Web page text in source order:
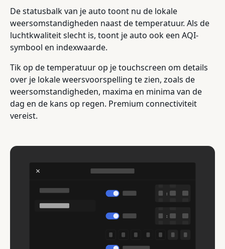
De statusbalk van je auto toont nu de lokale
weersomstandigheden naast de temperatuur. Als de
luchtkwaliteit slecht is, toont je auto ook een AQI-
symbool en indexwaarde.
Tik op de temperatuur op je touchscreen om details
over je lokale weersvoorspelling te zien, zoals de
weersomstandigheden, maxima en minima van de
dag en de kans op regen. Premium connectiviteit
vereist.